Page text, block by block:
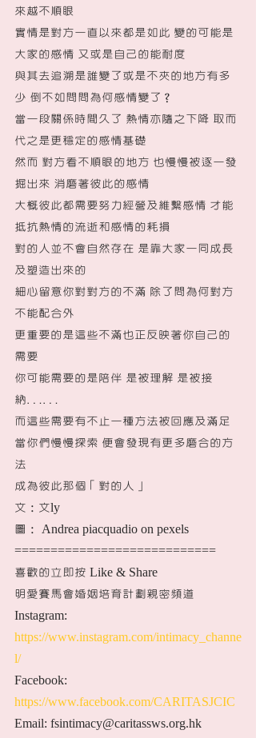
來越不順眼
實情是對方一直以來都是如此 變的可能是
大家的感情 又或是自己的能耐度
與其去追溯是誰變了或是不夾的地方有多
少 倒不如問問為何感情變了？
當一段關係時間久了 熱情亦隨之下降 取而
代之是更穩定的感情基礎
然而 對方看不順眼的地方 也慢慢被逐一發
掘出來 消磨著彼此的感情
大概彼此都需要努力經營及維繫感情 才能
抵抗熱情的流逝和感情的耗損
對的人並不會自然存在 是靠大家一同成長
及塑造出來的
細心留意你對對方的不滿 除了問為何對方
不能配合外
更重要的是這些不滿也正反映著你自己的
需要
你可能需要的是陪伴 是被理解 是被接
納……
而這些需要有不止一種方法被回應及滿足
當你們慢慢探索 便會發現有更多磨合的方
法
成為彼此那個「對的人」
文：文ly
圖： Andrea piacquadio on pexels
============================
喜歡的立即按 Like & Share
明愛賽馬會婚姻培育計劃親密頻道
Instagram:
https://www.instagram.com/intimacy_channe
l/
Facebook:
https://www.facebook.com/CARITASJCIC
Email: fsintimacy@caritassws.org.hk